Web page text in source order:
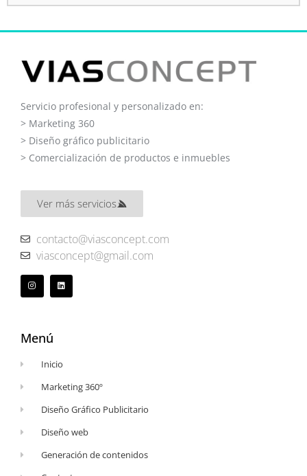
Servicio profesional y personalizado en:
> Marketing 360
> Diseño gráfico publicitario
> Comercialización de productos e inmuebles
Ver más servicios
contacto@viasconcept.com
viasconcept@gmail.com
Menú
Inicio
Marketing 360º
Diseño Gráfico Publicitario
Diseño web
Generación de contenidos